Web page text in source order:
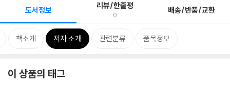
도서정보 리뷰/한줄평
0 배송/반품/교환
책소개 저자 소개 관련분류 품목정보
이 상품의 태그